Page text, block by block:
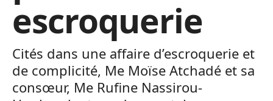
escroquerie
Cités dans une affaire d’escroquerie et
de complicité, Me Moïse Atchadé et sa
consœur, Me Rufine Nassirou-